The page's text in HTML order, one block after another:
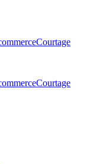
Courtage
Courtage